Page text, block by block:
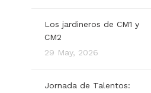
Los jardineros de CM1 y
CM2
29 May, 2026
Jornada de Talentos: